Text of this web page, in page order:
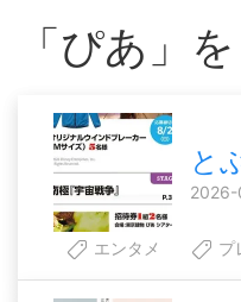
「ぴあ」
と
2026-
エンタメ プ